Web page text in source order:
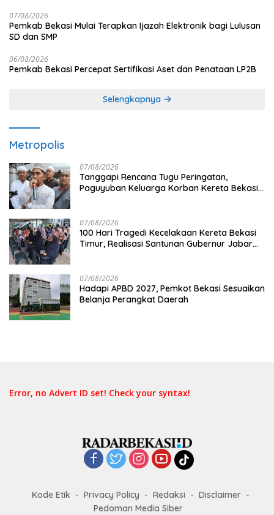
07/08/2026
Pemkab Bekasi Mulai Terapkan Ijazah Elektronik bagi Lulusan
SD dan SMP
06/08/2026
Pemkab Bekasi Percepat Sertifikasi Aset dan Penataan LP2B
Selengkapnya
Metropolis
07/08/2026
Tanggapi Rencana Tugu Peringatan,
Paguyuban Keluarga Korban Kereta Bekasi
07/08/2026
100 Hari Tragedi Kecelakaan Kereta Bekasi
Timur, Realisasi Santunan Gubernur Jabar
07/08/2026
Hadapi APBD 2027, Pemkot Bekasi Sesuaikan
Belanja Perangkat Daerah
Error, no Advert ID set! Check your syntax!
Kode Etik Privacy Policy Redaksi
Disclaimer
Pedoman Media Siber